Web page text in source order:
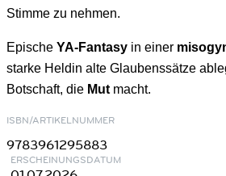
Stimme zu nehmen.
Epische YA-Fantasy in einer
starke Heldin alte Glaubenssätze
Botschaft, die Mut macht.
ISBN/ARTIKELNUMMER
9783961295883
ERSCHEINUNGSDATUM